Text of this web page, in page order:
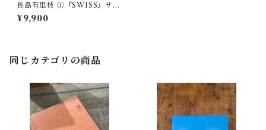
長島有里枝 ①『SWISS』サイ
ン入り 葡萄色 ②『SELF-
PORTRAITS』（サイン無
¥9,900
同じカテゴリの商品